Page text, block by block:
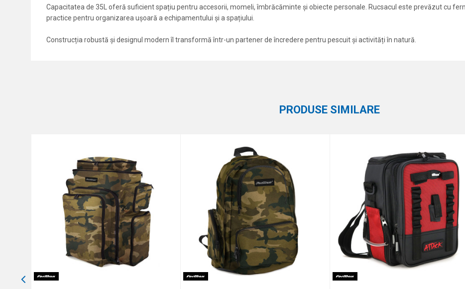
Capacitatea de 35L oferă suficient spațiu pentru accesorii, momeli, îmbrăcăminte și obiecte personale. Rucsacul este prevăzut cu
practice pentru organizarea ușoară a echipamentului și a spațiului.
Construcția robustă și designul modern îl transformă într-un partener de încredere pentru pescuit și activități în natură.
Protectie anti-spam - calculeaza 2 + 3 :
PRODUSE SIMILARE